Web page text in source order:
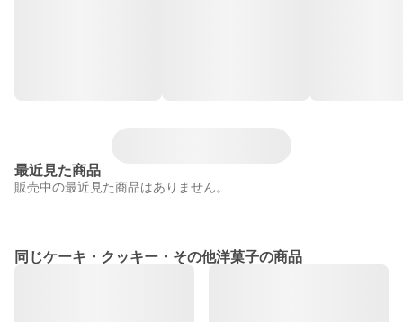
最近見た商品
販売中の最近見た商品はありません。
同じケーキ・クッキー・その他洋菓子の商品